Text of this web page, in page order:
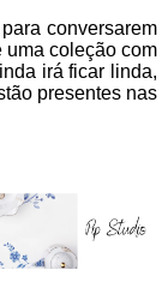
conversarem
uma coleção com
irá ficar linda,
presentes nas